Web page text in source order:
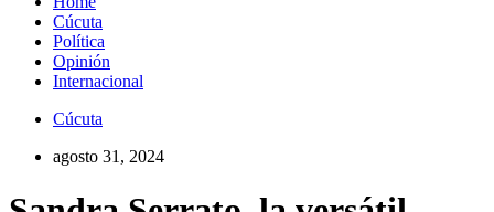
Cúcuta
Política
Opinión
Internacional
Cúcuta
agosto 31, 2024